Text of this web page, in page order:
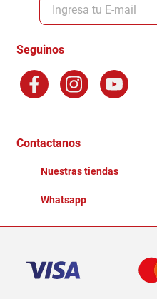
Formas de Pago
Terminos y Condiciones
Factura Electronica
Ganadores - Promociones
Seguinos
Contactanos
Nuestras tiendas
Whatsapp